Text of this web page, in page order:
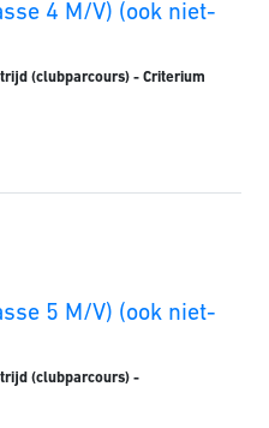
4 M/V) (ook niet-
(clubparcours) - Criterium
5 M/V) (ook niet-
(clubparcours) -